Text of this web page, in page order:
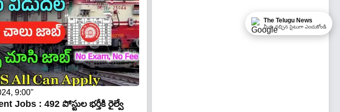
9:00"
Jobs : 492 పోస్టుల భర్తీకి రైల్వే
The Telugu News
మీకు నచ్చిన సైటుగా ఎంచుకోండి